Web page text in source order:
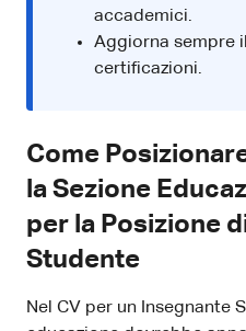
accademici.
Aggiorna sempre
certificazioni.
Come
la Sezione
per la Posizione
Studente
Nel CV per un Insegnante